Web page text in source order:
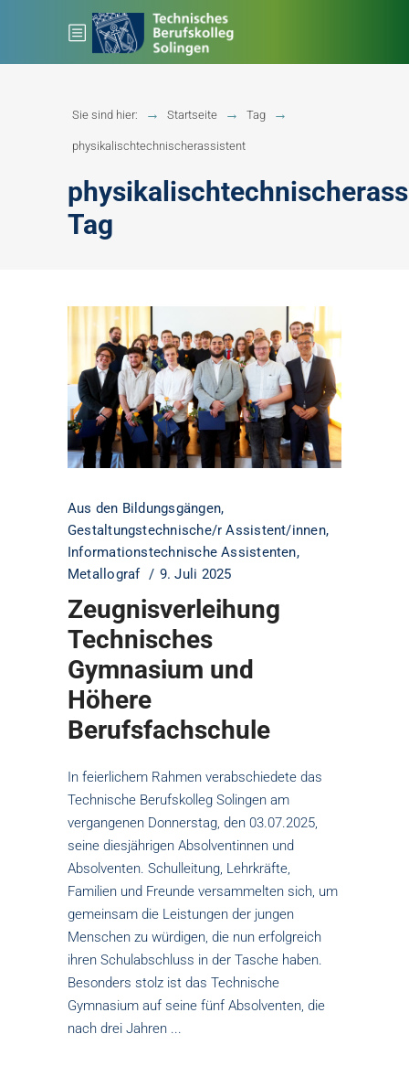
Sie sind hier: Startseite Tag
physikalischtechnischerassistent
Tag
Aus den Bildungsgängen,
Gestaltungstechnische/r Assistent/innen,
Informationstechnische Assistenten,
Metallograf
9. Juli 2025
Zeugnisverleihung
Technisches
Gymnasium und
Höhere
Berufsfachschule
In feierlichem Rahmen verabschiedete das
Technische Berufskolleg Solingen am
vergangenen Donnerstag, den 03.07.2025,
seine diesjährigen Absolventinnen und
Absolventen. Schulleitung, Lehrkräfte,
Familien und Freunde versammelten sich, um
gemeinsam die Leistungen der jungen
Menschen zu würdigen, die nun erfolgreich
ihren Schulabschluss in der Tasche haben.
Besonders stolz ist das Technische
Gymnasium auf seine fünf Absolventen, die
nach drei Jahren